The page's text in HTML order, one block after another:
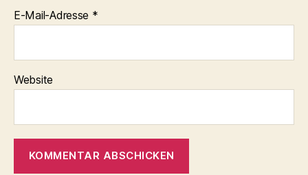
E-Mail-Adresse *
Website